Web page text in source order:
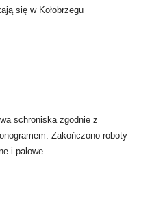
się w Kołobrzegu
schroniska zgodnie z
Zakończono roboty
i palowe